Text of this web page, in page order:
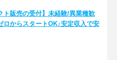
ト販売の受付】未経験/異業種歓
からスタートOK♪安定収入で安